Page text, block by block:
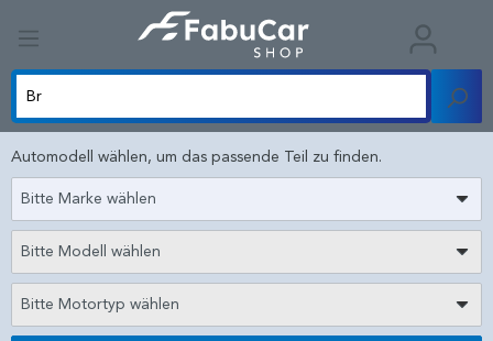
Automodell wählen, um das passende Teil zu finden.
Bitte Marke wählen
Bitte Modell wählen
Bitte Motortyp wählen